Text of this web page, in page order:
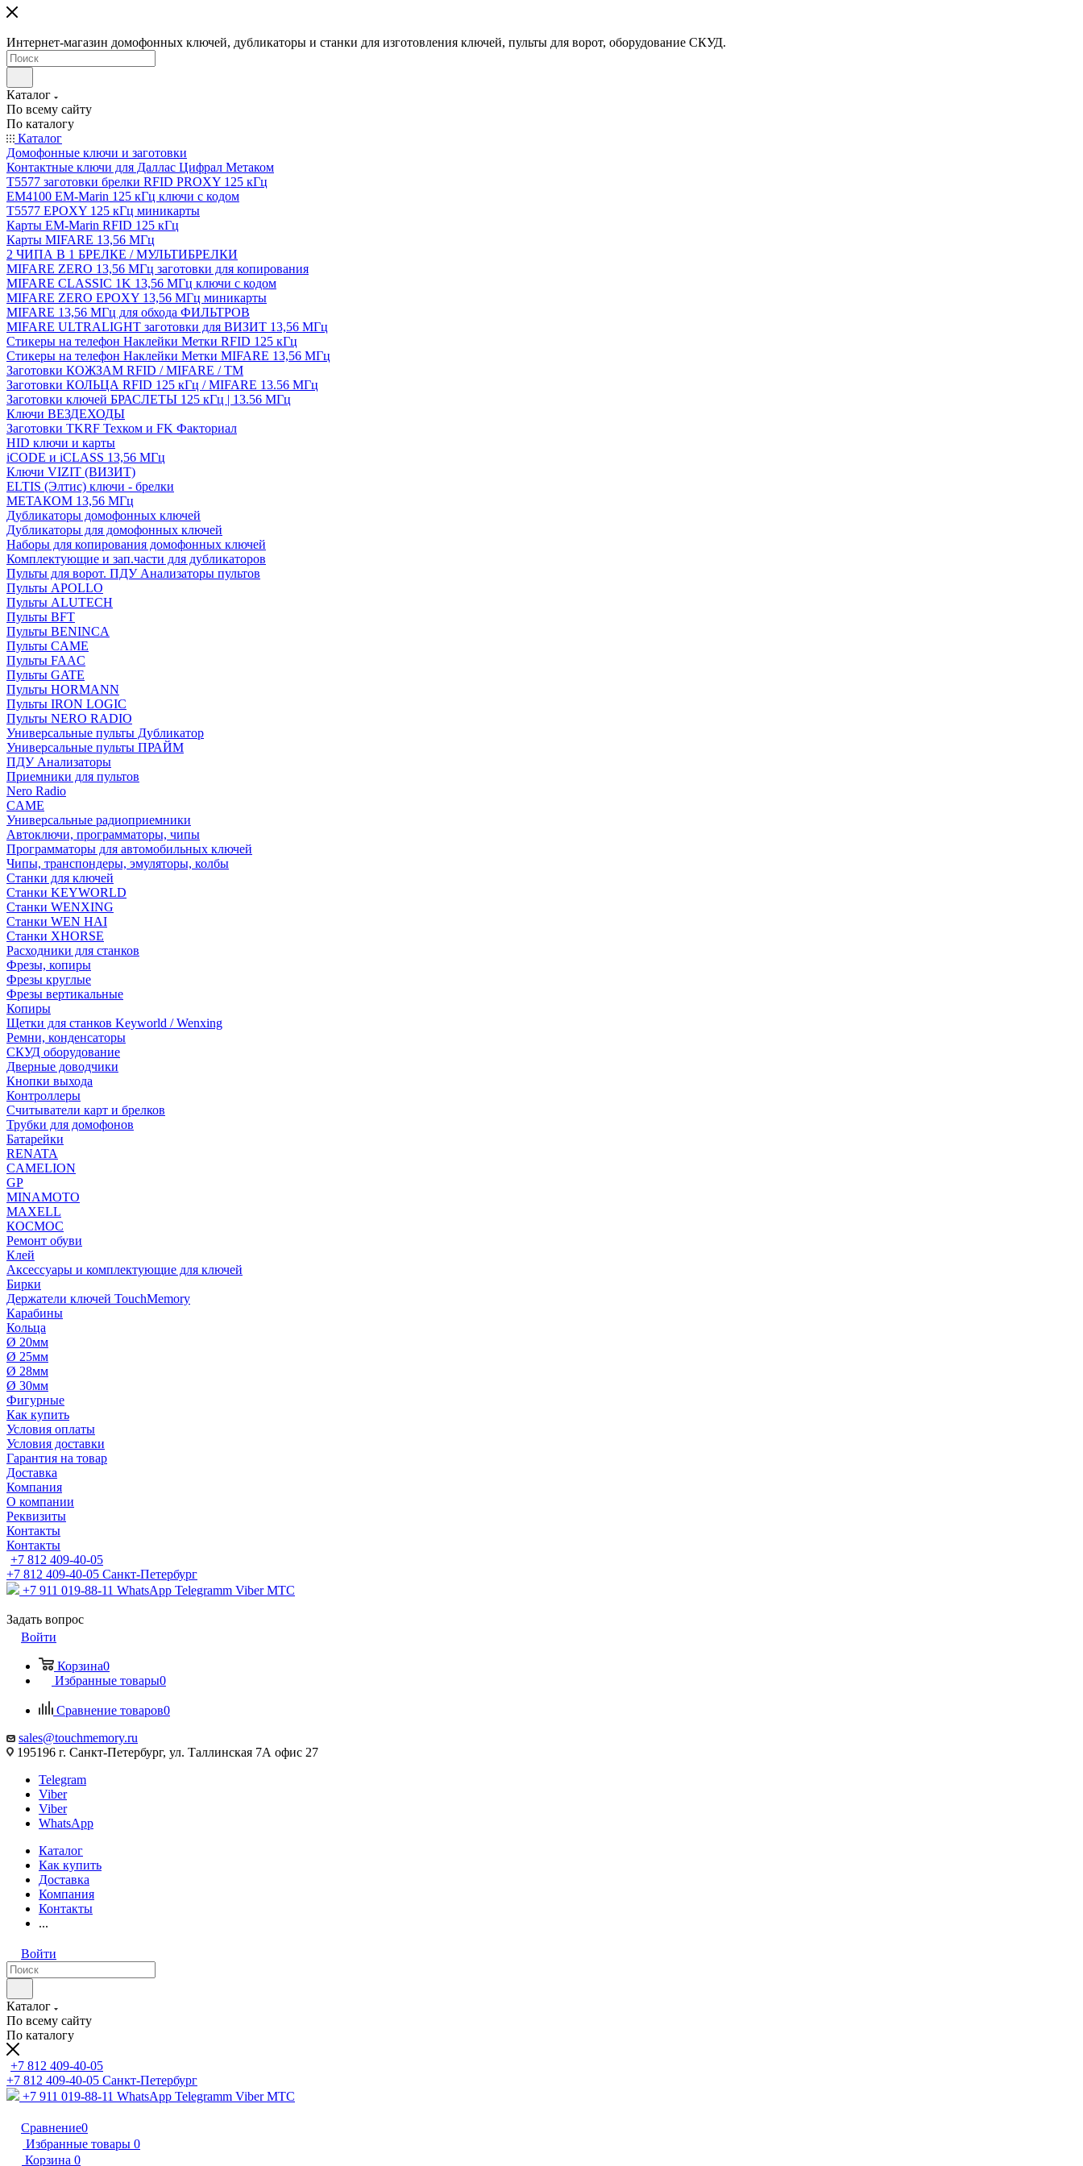
Интернет-магазин домофонных ключей, дубликаторы и станки для изготовления ключей, пульты для ворот, оборудование СКУД.
Каталог
По всему сайту
По каталогу
Каталог
Домофонные ключи и заготовки
Контактные ключи для Даллас Цифрал Метаком
T5577 заготовки брелки RFID PROXY 125 кГц
EM4100 EM-Marin 125 кГц ключи с кодом
T5577 EPOXY 125 кГц миникарты
Карты EM-Marin RFID 125 кГц
Карты MIFARE 13,56 МГц
2 ЧИПА В 1 БРЕЛКЕ / МУЛЬТИБРЕЛКИ
MIFARE ZERO 13,56 МГц заготовки для копирования
MIFARE CLASSIC 1K 13,56 МГц ключи с кодом
MIFARE ZERO EPOXY 13,56 МГц миникарты
MIFARE 13,56 МГц для обхода ФИЛЬТРОВ
MIFARE ULTRALIGHT заготовки для ВИЗИТ 13,56 МГц
Стикеры на телефон Наклейки Метки RFID 125 кГц
Стикеры на телефон Наклейки Метки MIFARE 13,56 МГц
Заготовки КОЖЗАМ RFID / MIFARE / TM
Заготовки КОЛЬЦА RFID 125 кГц / MIFARE 13.56 МГц
Заготовки ключей БРАСЛЕТЫ 125 кГц | 13.56 МГц
Ключи ВЕЗДЕХОДЫ
Заготовки TKRF Техком и FK Факториал
HID ключи и карты
iCODE и iCLASS 13,56 МГц
Ключи VIZIT (ВИЗИТ)
ELTIS (Элтис) ключи - брелки
МЕТАКОМ 13,56 МГц
Дубликаторы домофонных ключей
Дубликаторы для домофонных ключей
Наборы для копирования домофонных ключей
Комплектующие и зап.части для дубликаторов
Пульты для ворот. ПДУ Анализаторы пультов
Пульты APOLLO
Пульты ALUTECH
Пульты BFT
Пульты BENINCA
Пульты CAME
Пульты FAAC
Пульты GATE
Пульты HORMANN
Пульты IRON LOGIC
Пульты NERO RADIO
Универсальные пульты Дубликатор
Универсальные пульты ПРАЙМ
ПДУ Анализаторы
Приемники для пультов
Nero Radio
CAME
Универсальные радиоприемники
Автоключи, программаторы, чипы
Программаторы для автомобильных ключей
Чипы, транспондеры, эмуляторы, колбы
Станки для ключей
Станки KEYWORLD
Станки WENXING
Станки WEN HAI
Станки XHORSE
Расходники для станков
Фрезы, копиры
Фрезы круглые
Фрезы вертикальные
Копиры
Щетки для станков Keyworld / Wenxing
Ремни, конденсаторы
СКУД оборудование
Дверные доводчики
Кнопки выхода
Контроллеры
Считыватели карт и брелков
Трубки для домофонов
Батарейки
RENATA
CAMELION
GP
MINAMOTO
MAXELL
КОСМОС
Ремонт обуви
Клей
Аксессуары и комплектующие для ключей
Бирки
Держатели ключей TouchMemory
Карабины
Кольца
Ø 20мм
Ø 25мм
Ø 28мм
Ø 30мм
Фигурные
Как купить
Условия оплаты
Условия доставки
Гарантия на товар
Доставка
Компания
О компании
Реквизиты
Контакты
Контакты
+7 812 409-40-05
+7 812 409-40-05 Санĸт-Петербург
+7 911 019-88-11 WhatsApp Telegramm Viber МТС
Задать вопрос
Войти
Корзина0
Избранные товары0
Сравнение товаров0
sales@touchmemory.ru
195196 г. Санкт-Петербург, ул. Таллинская 7А офис 27
Telegram
Viber
Viber
WhatsApp
Каталог
Как купить
Доставка
Компания
Контакты
...
Войти
Каталог
По всему сайту
По каталогу
+7 812 409-40-05
+7 812 409-40-05 Санĸт-Петербург
+7 911 019-88-11 WhatsApp Telegramm Viber МТС
Сравнение0
Избранные товары 0
Корзина 0